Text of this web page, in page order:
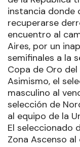
instancia donde
recuperarse
encuentro al
Aires, por un
semifinales a la
Copa de Oro
Asimismo, el
masculino al
selección de
al equipo de la
El seleccionado
Zona Ascenso